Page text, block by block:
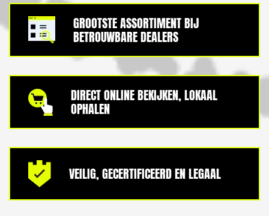
GROOTSTE ASSORTIMENT BIJ
BETROUWBARE DEALERS
DIRECT ONLINE BEKIJKEN, LOKAAL
OPHALEN
VEILIG, GECERTIFICEERD EN LEGAAL